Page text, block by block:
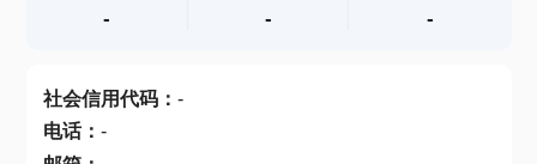
查产地
- - -
社会信用代码： -
电话： -